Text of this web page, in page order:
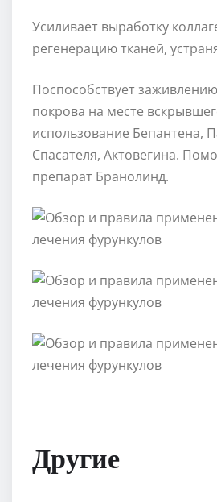
Усиливает выработку
регенерацию тканей,
Поспособствует
покрова на месте
использование Бепантена,
Спасателя, Актовегина.
препарат Бранолинд.
Другие